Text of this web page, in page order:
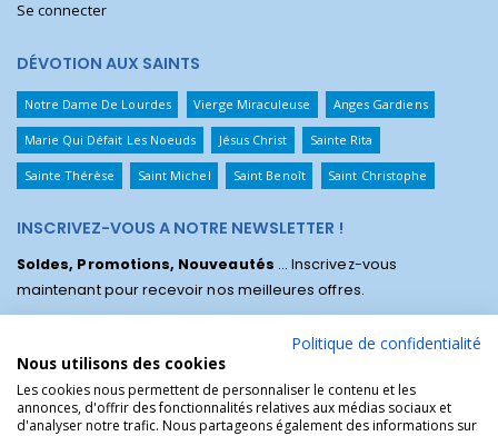
Se connecter
DÉVOTION AUX SAINTS
Notre Dame De Lourdes Vierge Miraculeuse Anges Gardiens
Marie Qui Défait Les Noeuds Jésus Christ Sainte Rita
Sainte Thérèse Saint Michel Saint Benoît Saint Christophe
INSCRIVEZ-VOUS A NOTRE NEWSLETTER !
Soldes, Promotions, Nouveautés ... Inscrivez-vous
maintenant pour recevoir nos meilleures offres.
Politique de confidentialité
Nous utilisons des cookies
Les cookies nous permettent de personnaliser le contenu et les
annonces, d'offrir des fonctionnalités relatives aux médias sociaux et
d'analyser notre trafic. Nous partageons également des informations sur